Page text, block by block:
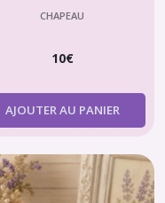
poupée type Barbie
CHAPEAU
10€
AJOUTER AU PANIER